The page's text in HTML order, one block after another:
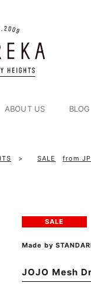
ABOUT US BLOG
> SALE from
SALE
Made by
JOJO Mesh